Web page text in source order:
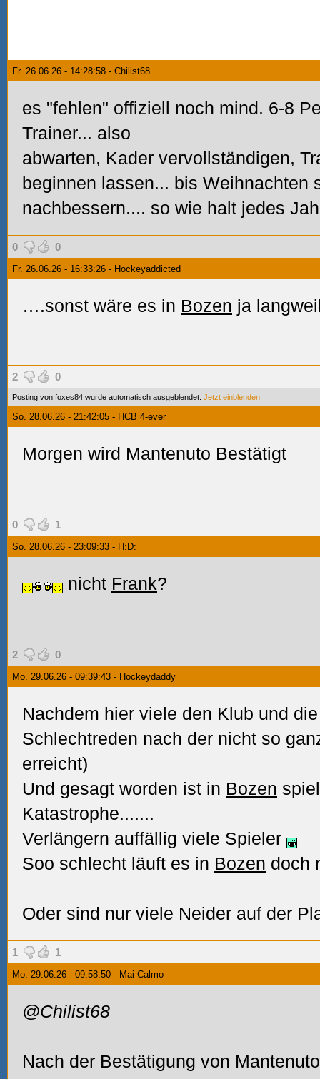
Fr. 26.06.26 - 14:28:58 - Chilist68
es "fehlen" offiziell noch mind. 6-8
Trainer... also
abwarten, Kader vervollständigen,
beginnen lassen... bis Weihnachten
nachbessern.... so wie halt jedes
0 0
Fr. 26.06.26 - 16:33:26 - Hockeyaddicted
….sonst wäre es in Bozen ja
2 0
Posting von foxes84 wurde automatisch ausgeblendet. Jetzt einblenden
So. 28.06.26 - 21:42:05 - HCB 4-ever
Morgen wird Mantenuto Bestätigt
0 1
So. 28.06.26 - 23:09:33 - H:D:
nicht Frank?
2 0
Mo. 29.06.26 - 09:39:43 - Hockeydaddy
Nachdem hier viele den Klub und
Schlechtreden nach der nicht so
erreicht)
Und gesagt worden ist in Bozen
Katastrophe.......
Verlängern auffällig viele Spieler
Soo schlecht läuft es in Bozen doch
Oder sind nur viele Neider auf der
1 1
Mo. 29.06.26 - 09:58:50 - Mai Calmo
@Chilist68
Nach der Bestätigung von